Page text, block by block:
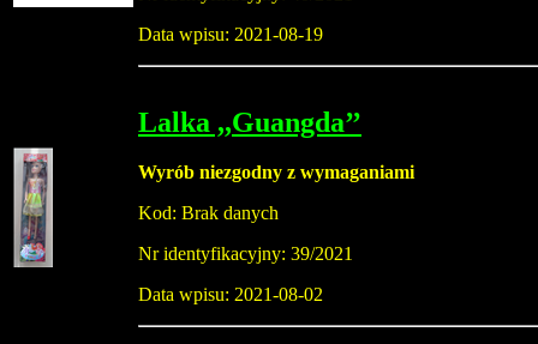
Data wpisu: 2021-08-19
Lalka ,,Guangda’’
Wyrób niezgodny z wymaganiami
Kod: Brak danych
Nr identyfikacyjny: 39/2021
Data wpisu: 2021-08-02